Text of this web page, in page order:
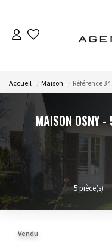
Accueil Maison Référence
MAISON
5pièce(s)
Vendu